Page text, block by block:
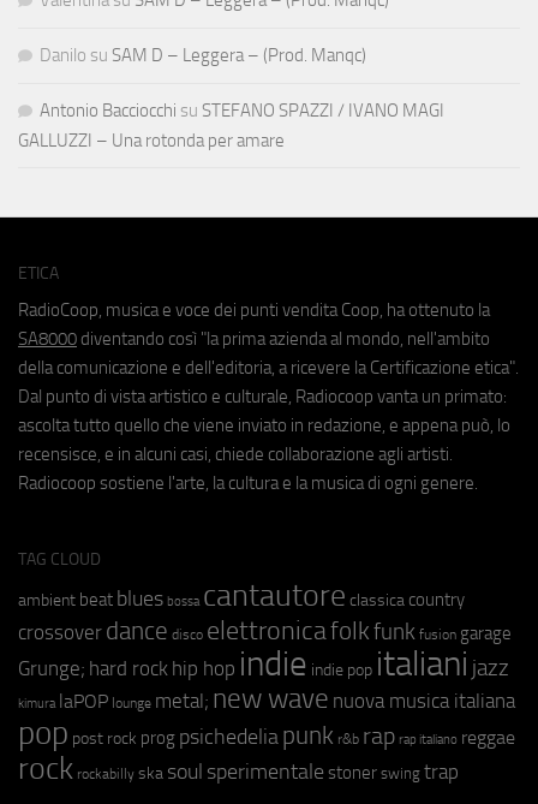
Danilo su SAM D – Leggera – (Prod. Manqc)
Antonio Bacciocchi su STEFANO SPAZZI / IVANO MAGI
GALLUZZI – Una rotonda per amare
ETICA
RadioCoop, musica e voce dei punti vendita Coop, ha ottenuto la
SA8000 diventando così "la prima azienda al mondo, nell'ambito
della comunicazione e dell'editoria, a ricevere la Certificazione etica".
Dal punto di vista artistico e culturale, Radiocoop vanta un primato:
ascolta tutto quello che viene inviato in redazione, e appena può, lo
recensisce, e in alcuni casi, chiede collaborazione agli artisti.
Radiocoop sostiene l'arte, la cultura e la musica di ogni genere.
TAG CLOUD
ambient beat blues bossa cantautore classica country
crossover dance disco elettronicafolkfunk fusion garage
Grunge; hard rock hip hop indie indie pop italiani jazz
kimura laPOP lounge metal; new wave nuova musica italiana
pop post rock prog psichedeliapunk r&b rap rap italiano reggae
rock rockabilly ska soul sperimentale stoner swing trap